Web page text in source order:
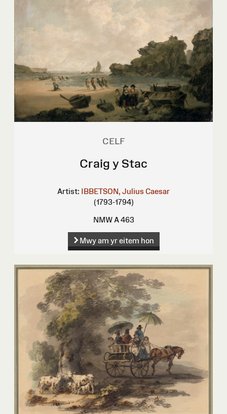
CELF
Craig y Stac
Artist: IBBETSON, Julius Caesar
(1793-1794)
NMW A 463
Mwy am yr eitem hon